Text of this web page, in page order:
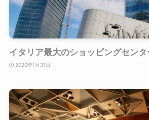
イタリア最大のショッピングセン
2020年1月31日